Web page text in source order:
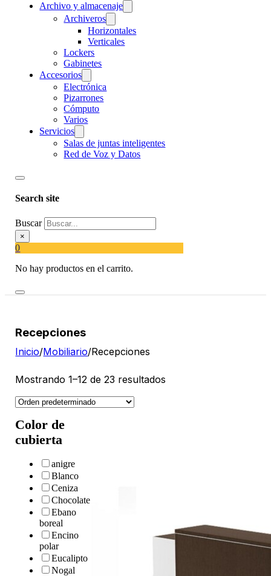
Archivo y almacenaje
Archiveros
Horizontales
Verticales
Lockers
Gabinetes
Accesorios
Electrónica
Pizarrones
Cómputo
Varios
Servicios
Salas de juntas inteligentes
Red de Voz y Datos
Search site
Buscar
×
0
No hay productos en el carrito.
Recepciones
Inicio/Mobiliario/Recepciones
Mostrando 1–12 de 23 resultados
Color de
cubierta
anigre
Blanco
Ceniza
Chocolate
Ebano
boreal
Encino
polar
Eucalipto
Nogal